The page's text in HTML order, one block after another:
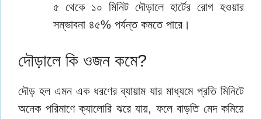
৫ থেকে ১০ মিনিট দৌড়ালে হার্টের রোগ হওয়ার
সম্ভাবনা ৪৫% পর্যন্ত কমতে পারে।
দৌড়ালে কি ওজন কমে?
দৌড় হল এমন এক ধরণের ব্যায়াম যার মাধ্যমে প্রতি মিনিটে
অনেক পরিমাণে ক্যালোরি ঝরে যায়, ফলে বাড়তি মেদ কমিয়ে